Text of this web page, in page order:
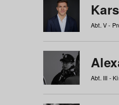
Abt. V -
Abt. III -